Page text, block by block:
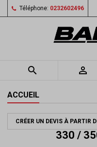
Téléphone: 0232602496
 
ACCUEIL
CRÉER UN DEVIS À PARTIR
330 /